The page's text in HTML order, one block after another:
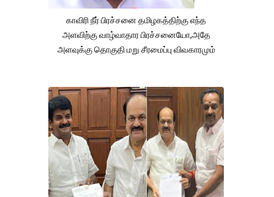
காவிரி நீர் பிரச்சனை தமிழகத்திற்கு எந்த
அளவிற்கு வாழ்வாதார பிரச்சனையோ,அதே
அளவுக்கு தொகுதி மறு சீரமைப்பு விவகாரமும்